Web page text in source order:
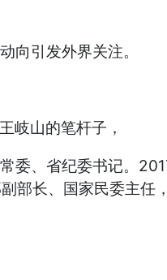
向引发外界关注。
岐山的笔杆子，
委、省纪委书记。
部长、国家民委主任